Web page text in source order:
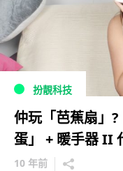
扮靚科技
仲玩「芭蕉扇」
蛋」 + 暖手器 II
10 年前